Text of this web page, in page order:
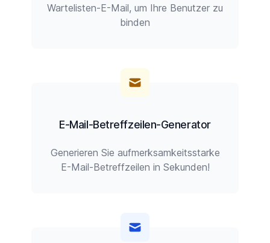
Wartelisten-E-Mail, um Ihre Benutzer zu
binden
E-Mail-Betreffzeilen-Generator
Generieren Sie aufmerksamkeitsstarke
E-Mail-Betreffzeilen in Sekunden!